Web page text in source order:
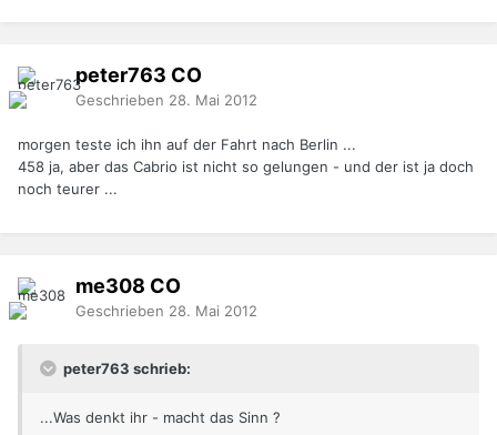
peter763 CO
Geschrieben 28. Mai 2012
morgen teste ich ihn auf der Fahrt nach Berlin ...
458 ja, aber das Cabrio ist nicht so gelungen - und der ist ja doch
noch teurer ...
me308 CO
Geschrieben 28. Mai 2012
peter763 schrieb:
...Was denkt ihr - macht das Sinn ?